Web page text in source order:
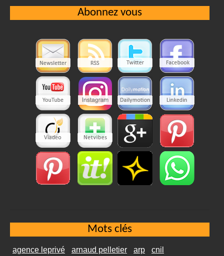
Abonnez vous
Mots clés
agence leprivé arnaud pelletier arp
cnil